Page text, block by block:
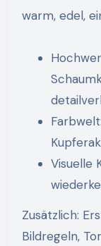
warm, edel,
Visuelle
Zusätzlich:
Bildregeln,